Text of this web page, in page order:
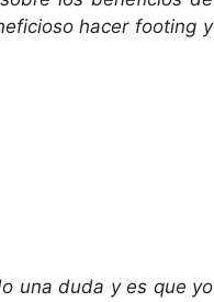
hacer footing y
una duda y es que yo